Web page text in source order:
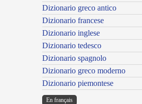
Dizionario greco antico
Dizionario francese
Dizionario inglese
Dizionario tedesco
Dizionario spagnolo
Dizionario greco moderno
Dizionario piemontese
En français